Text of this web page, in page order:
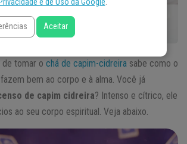
de tomar o chá de capim-cidreira sabe como o
bem ao corpo e à alma. Você já
de capim cidreira? Intenso e cítrico, ele
ao seu corpo espiritual. Veja abaixo.
e de Uso da Google.
Aceitar